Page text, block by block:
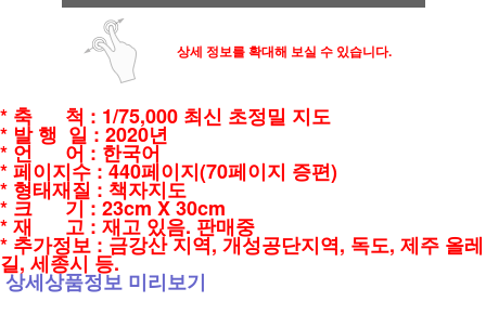
상세 정보를 확대해 보실 수 있습니다.
* 축 척 : 1/75,000 최신 초정밀 지도
* 발 행 일 : 2020년
* 언 어 : 한국어
* 페이지수 : 440페이지(70페이지 증편)
* 형태재질 : 책자지도
* 크 기 : 23cm X 30cm
* 재 고 : 재고 있음. 판매중
* 추가정보 : 금강산 지역, 개성공단지역, 독도, 제주 올레
길, 세종시 등.
상세상품정보 미리보기